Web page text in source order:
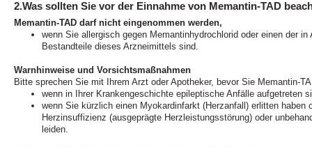
2.Was sollten Sie vor der Einnahme von Memantin-TAD
Memantin-TAD darf nicht eingenommen werden,
wenn Sie allergisch gegen Memantinhydrochlorid oder einen der
Bestandteile dieses Arzneimittels sind.
Warnhinweise und Vorsichtsmaßnahmen
Bitte sprechen Sie mit Ihrem Arzt oder Apotheker, bevor Sie Memantin-
wenn in Ihrer Krankengeschichte epileptische Anfälle aufgetreten
wenn Sie kürzlich einen Myokardinfarkt (Herzanfall) erlitten haben
Herzinsuffizienz (ausgeprägte Herzleistungsstörung) oder
leiden.